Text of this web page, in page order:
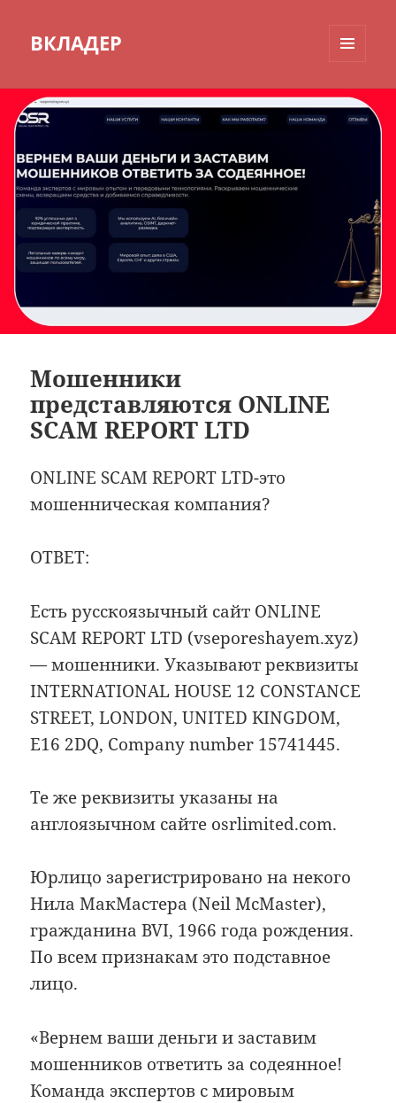
ВКЛАДЕР
ВИДЖЕТЫ
Мошенники
представляются ONLINE
SCAM REPORT LTD
ONLINE SCAM REPORT LTD-это
мошенническая компания?
ОТВЕТ:
Есть русскоязычный сайт ONLINE
SCAM REPORT LTD (vseporeshayem.xyz)
— мошенники. Указывают реквизиты
INTERNATIONAL HOUSE 12 CONSTANCE
STREET, LONDON, UNITED KINGDOM,
E16 2DQ, Company number 15741445.
Те же реквизиты указаны на
англоязычном сайте osrlimited.com.
Юрлицо зарегистрировано на некого
Нила МакМастера (Neil McMaster),
гражданина BVI, 1966 года рождения.
По всем признакам это подставное
лицо.
«Вернем ваши деньги и заставим
мошенников ответить за содеянное!
Команда экспертов с мировым